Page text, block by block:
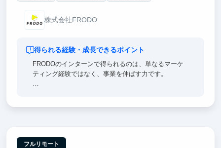
株式会社FRODO
得られる経験・成長できるポイント
FRODOのインターンで得られるのは、単なるマーケ
ティング経験ではなく、事業を伸ばす力です。
強く語れます。
フルリモート